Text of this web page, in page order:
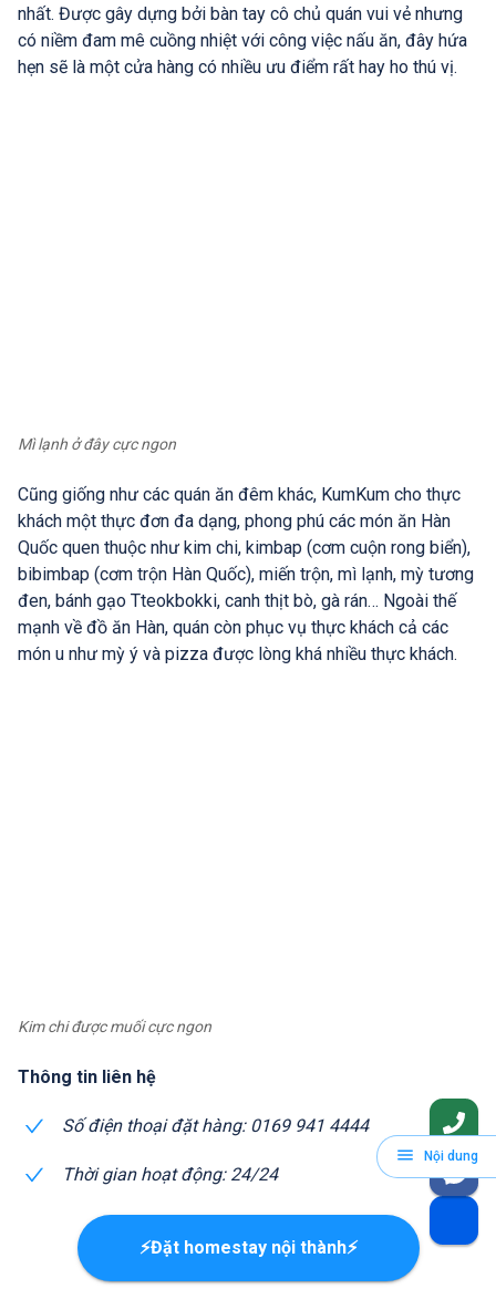
nhất. Được gây dựng bởi bàn tay cô chủ quán vui vẻ nhưng
có niềm đam mê cuồng nhiệt với công việc nấu ăn, đây hứa
hẹn sẽ là một cửa hàng có nhiều ưu điểm rất hay ho thú vị.
Mì lạnh ở đây cực ngon
Cũng giống như các quán ăn đêm khác, KumKum cho thực
khách một thực đơn đa dạng, phong phú các món ăn Hàn
Quốc quen thuộc như kim chi, kimbap (cơm cuộn rong biển),
bibimbap (cơm trộn Hàn Quốc), miến trộn, mì lạnh, mỳ tương
đen, bánh gạo Tteokbokki, canh thịt bò, gà rán… Ngoài thế
mạnh về đồ ăn Hàn, quán còn phục vụ thực khách cả các
món u như mỳ ý và pizza được lòng khá nhiều thực khách.
Kim chi được muối cực ngon
Thông tin liên hệ
Số điện thoại đặt hàng: 0169 941 4444
Thời gian hoạt động: 24/24
⚡Đặt homestay nội thành⚡
Nội dung